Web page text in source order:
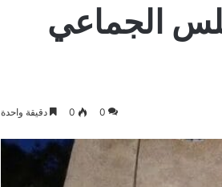
الجماعي
0
0 دقيقة واحدة